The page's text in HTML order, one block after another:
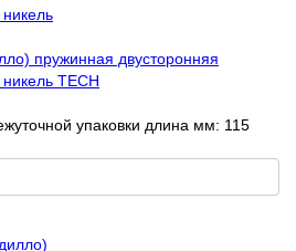
пружинная двусторонняя
TECH
упаковки длина мм: 115